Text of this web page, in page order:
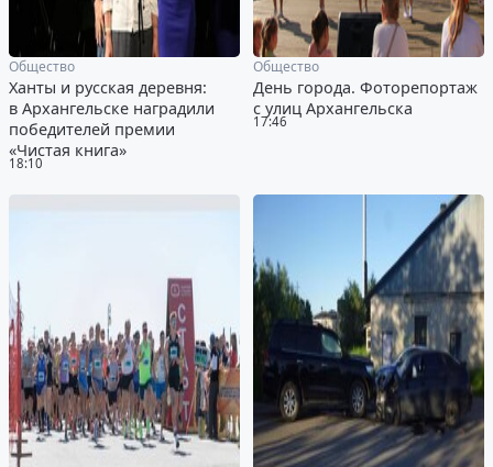
18:10
Общество
Ханты и русская деревня:
в Архангельске наградили
победителей премии
«Чистая книга»
17:46
Общество
День города. Фоторепортаж
с улиц Архангельска